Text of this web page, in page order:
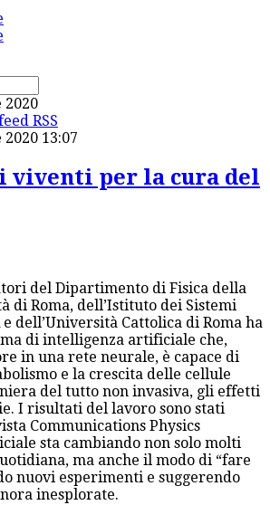
2020
RSS
13:07
viventi per la cura del
del Dipartimento di Fisica della
di Roma, dell’Istituto dei Sistemi
e dell’Università Cattolica di Roma ha
di intelligenza artificiale che,
in una rete neurale, è capace di
e la crescita delle cellule
del tutto non invasiva, gli effetti
I risultati del lavoro sono stati
Communications Physics
sta cambiando non solo molti
ma anche il modo di “fare
nuovi esperimenti e suggerendo
inesplorate.